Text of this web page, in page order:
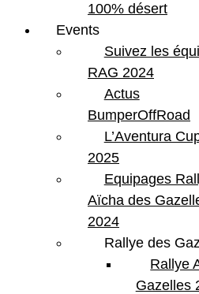
100% désert
Events
Suivez les
RAG 2024
Actus
BumperOffRoad
L’Aventura
2025
Equipages
Aïcha des
2024
Rallye des
Rallye
Gazelles